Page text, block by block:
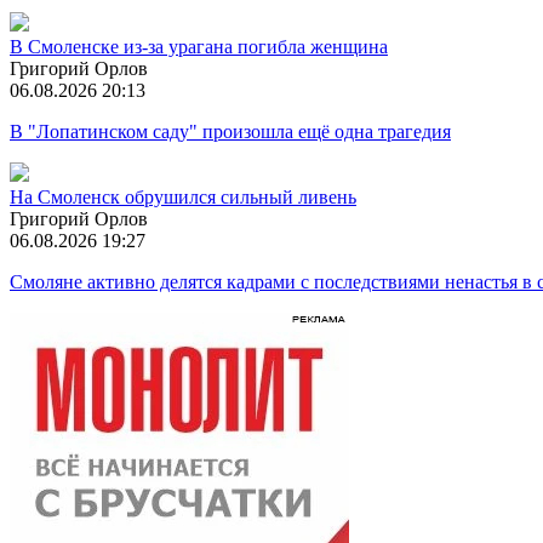
В Смоленске из-за урагана погибла женщина
Григорий Орлов
06.08.2026 20:13
В "Лопатинском саду" произошла ещё одна трагедия
На Смоленск обрушился сильный ливень
Григорий Орлов
06.08.2026 19:27
Смоляне активно делятся кадрами с последствиями ненастья в